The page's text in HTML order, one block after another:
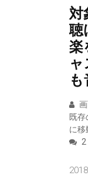
対
聴
楽
既
に移